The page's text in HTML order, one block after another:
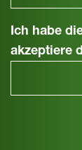
Ich habe
akzeptiere